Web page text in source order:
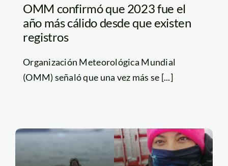
OMM confirmó que 2023 fue el
año más cálido desde que existen
registros
Organización Meteorológica Mundial
(OMM) señaló que una vez más se [...]